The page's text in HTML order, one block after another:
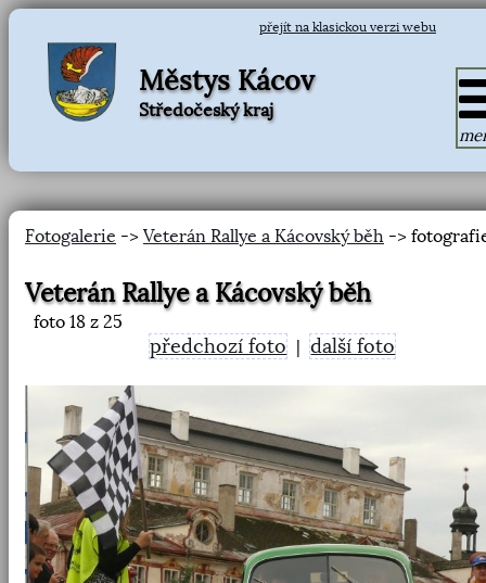
přejít na klasickou verzi webu
Městys Kácov
Středočeský kraj
Fotogalerie -> Veterán Rallye a Kácovský běh ->
Veterán Rallye a Kácovský běh
foto 18 z 25
předchozí foto |další foto